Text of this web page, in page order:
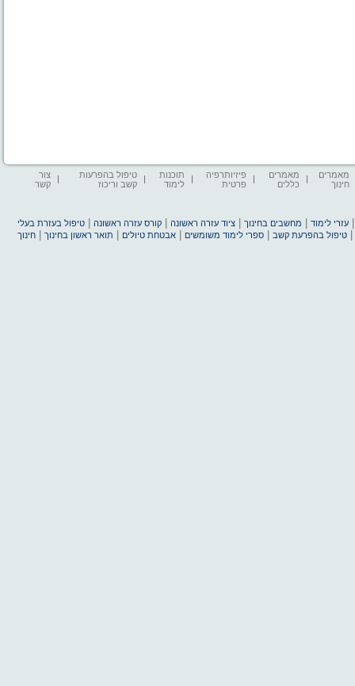
מאמרים
חינוך
מאמרים
כללים
פיזיותרפיה
פרטית
תוכנות
לימוד
טיפול בהפרעות
קשב וריכוז
צור
קשר
עזרי לימוד מחשבים בחינוך |ציוד עזרה ראשונה |קורס עזרה ראשונה |טיפול בעזרת בעלי
|טיפול בהפרעת קשב |ספרי לימוד משומשים |אבטחת טיולים תואר ראשון בחינוך |חינוך